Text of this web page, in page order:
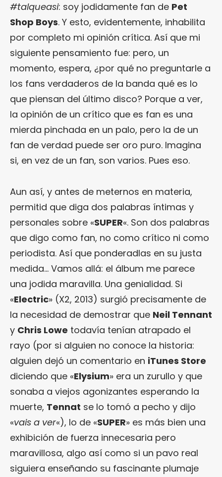
#talqueasi: soy jodidamente fan de Pet
Shop Boys. Y esto, evidentemente, inhabilita
por completo mi opinión crítica. Así que mi
siguiente pensamiento fue: pero, un
momento, espera, ¿por qué no preguntarle a
los fans verdaderos de la banda qué es lo
que piensan del último disco? Porque a ver,
la opinión de un crítico que es fan es una
mierda pinchada en un palo, pero la de un
fan de verdad puede ser oro puro. Imagina
si, en vez de un fan, son varios. Pues eso.
Aun así, y antes de meternos en materia,
permitid que diga dos palabras íntimas y
personales sobre «SUPER«. Son dos palabras
que digo como fan, no como crítico ni como
periodista. Así que ponderadlas en su justa
medida… Vamos allá: el álbum me parece
una jodida maravilla. Una genialidad. Si
«Electric» (X2, 2013) surgió precisamente de
la necesidad de demostrar que Neil Tennant
y Chris Lowe todavía tenían atrapado el
rayo (por si alguien no conoce la historia:
alguien dejó un comentario en iTunes Store
diciendo que «Elysium» era un zurullo y que
sonaba a viejos agonizantes esperando la
muerte, Tennat se lo tomó a pecho y dijo
«vais a ver«), lo de «SUPER» es más bien una
exhibición de fuerza innecesaria pero
maravillosa, algo así como si un pavo real
siguiera enseñando su fascinante plumaje